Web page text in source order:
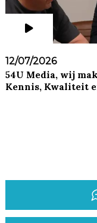
12/07/2026
54U Media, wij
Kennis, Kwaliteit